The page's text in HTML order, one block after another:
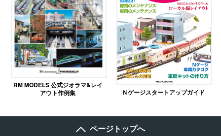
RM MODELS 公式ジオラマ&レイ
アウト作例集
Ｎゲージスタートアップガイド
ページトップへ